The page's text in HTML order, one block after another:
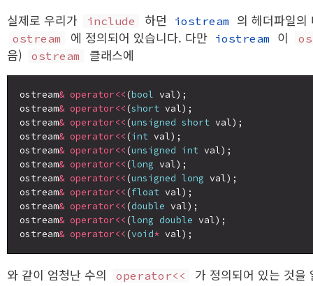
실제로 우리가
include 하던 iostream 의 헤더파일의
ostream 에 정의되어 있습니다. 다만 iostream 이
음) ostream 클래스에
ostream& operator<< (bool val);
ostream& operator<< (short val);
ostream& operator<< (unsigned short val);
ostream& operator<< (int val);
ostream& operator<< (unsigned int val);
ostream& operator<< (long val);
ostream& operator<< (unsigned long val);
ostream& operator<< (float val);
ostream& operator<< (double val);
ostream& operator<< (long double val);
ostream& operator<< (void*
와 같이 엄청난 수의 operator<<
가 정의되어 있는 것을